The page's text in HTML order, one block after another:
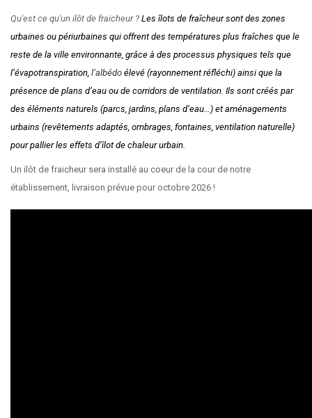
Qu'est ce qu'un ilôt de fraicheur ? Les îlots de fraîcheur sont des zones
urbaines ou périurbaines qui offrent des températures plus fraîches que le
reste de la ville environnante, grâce à des processus physiques tels que
l’évapotranspiration, l’albédo élevé (rayonnement réfléchi) ainsi que la
présence de plans d’eau ou de corridors de ventilation. Ils sont créés par
des éléments naturels (parcs, jardins, plans d’eau…) et aménagements
urbains (revêtements adaptés, ombrages, fontaines, ventilation naturelle)
pour pallier les effets d’îlot de chaleur urbain.
Un ilôt de fraicheur sera installé au coeur de la cour de notre
établissement, livraison prévue pour octobre 2026 !